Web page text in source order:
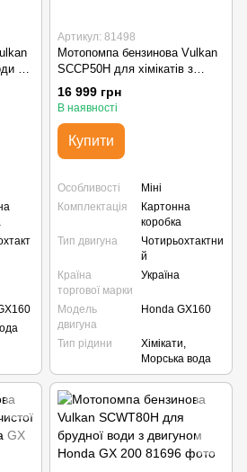
з
Артикул: 81498
Мотопомпа бензинова Vulkan
SCCP50H для хімікатів з
двигуном Honda GX 160
16 999 грн
В наявності
Купити
Особливості
Міні
Комплектація
Картонна
коробка
Тип двигуна
Чотирьохтактни
й
Країна
торгової марки
Україна
Модель
двигуна
Honda GX160
Тип рідини
Хімікати,
Морська вода